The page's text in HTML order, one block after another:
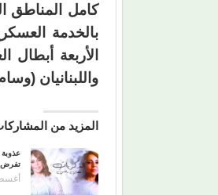
كامل المناطق
بالخدمة
الأربعة
واللبنانيان
المزيد من
أغسطس